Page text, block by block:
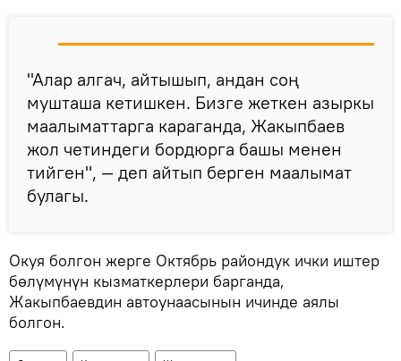
"Алар алгач, айтышып, андан соң
мушташа кетишкен. Бизге жеткен азыркы
маалыматтарга караганда, Жакыпбаев
жол четиндеги бордюрга башы менен
тийген", — деп айтып берген маалымат
булагы.
Окуя болгон жерге Октябрь райондук ички иштер
бөлүмүнүн кызматкерлери барганда,
Жакыпбаевдин автоунаасынын ичинде аялы
болгон.